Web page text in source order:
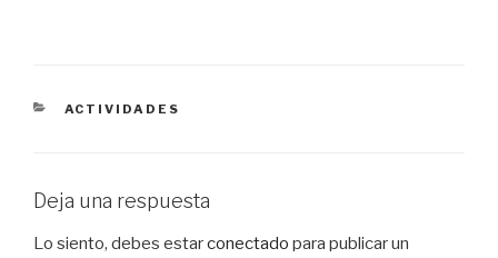
CATEGORÍAS
ACTIVIDADES
Deja una respuesta
Lo siento, debes estarconectado para publicar un